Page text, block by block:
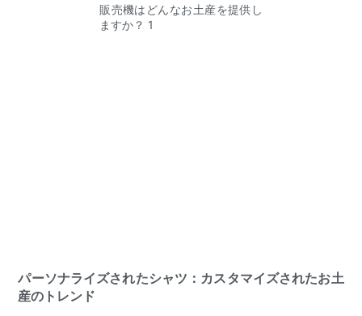
パーソナライズされたシャツ：カスタマイズされたお土
産のトレンド